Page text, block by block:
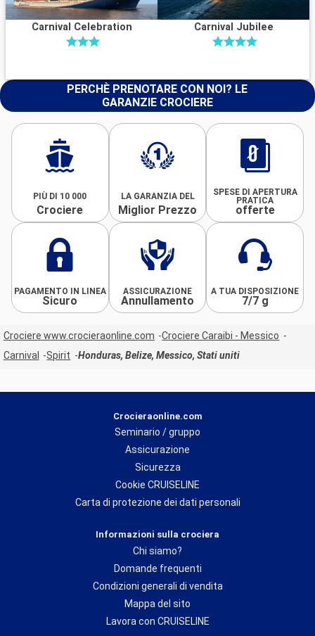
Carnival Celebration Carnival Jubilee
PERCHÈ PRENOTARE CON NOI? LE
GARANZIE CROCIERE
PIÙ DI 10 000
Crociere
LA GARANZIA DEL
Miglior Prezzo
SPESE DI APERTURA
PRATICA
offerte
PAGAMENTO IN LINEA
Sicuro
ASSICURAZIONE
Annullamento
A TUA DISPOSIZIONE
7/7 g
Crociere www.crocieraonline.com
Crociere Caraibi - Messico
Carnival
Spirit Honduras, Belize, Messico, Stati uniti
Crocieraonline.com
Seminario / gruppo
Assicurazione
Sicurezza
Cookie CRUISELINE
Carta di protezione dei dati personali
Informazioni sulla crociera
Chi siamo?
Domande frequenti
Condizioni generali di vendita
Mappa del sito
Lavora con CRUISELINE